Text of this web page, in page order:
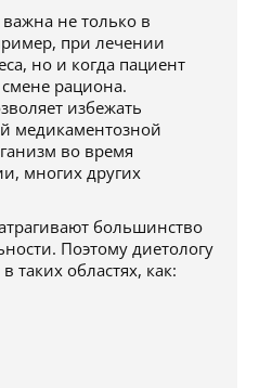
не только в
при лечении
но и когда пациент
рациона.
избежать
медикаментозной
во время
многих других
большинство
Поэтому диетологу
таких областях, как: